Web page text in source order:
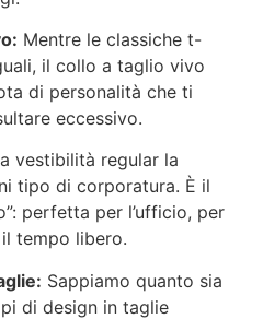
Mentre le classiche t-
il collo a taglio vivo
di personalità che ti
eccessivo.
vestibilità regular la
tipo di corporatura. È il
perfetta per l’ufficio, per
tempo libero.
Sappiamo quanto sia
di design in taglie